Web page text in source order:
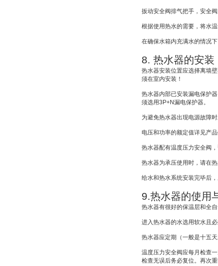
扳动安全阀排气把手，安全
根据使用热水的需要，将水
在确保水箱内充满水的情况
8. 热水器的安装
热水器安装位置应选择离墙
须在室内安装！
热水器内部已安装漏电保护
须选用3P+N漏电保护器。
为避免热水器出现电源故障
电压和功率的额定值详见产
热水器配有温度压力安全阀
热水器为承压使用时，请在
给水和热水系统安装完毕后
9.热水器的使用
热水器有很好的保温层和全
进入热水器的水选用软水且
热水器应定期（一般是十五
温度压力安全阀应每月检查
检查无误后务必复位。再次